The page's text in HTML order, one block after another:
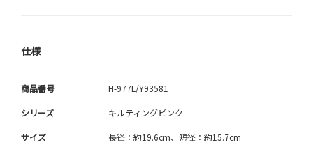
仕様
商品番号 H-977L/Y93581
シリーズ キルティングピンク
サイズ 長径：約19.6cm、短径：約15.7cm